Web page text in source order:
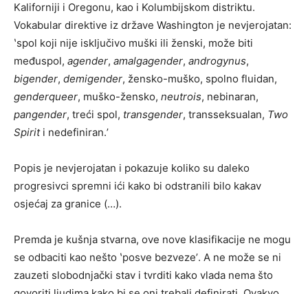
Kaliforniji i Oregonu, kao i Kolumbijskom distriktu.
Vokabular direktive iz države Washington je nevjerojatan:
ʽspol koji nije isključivo muški ili ženski, može biti
međuspol, agender, amalgagender, androgynus,
bigender, demigender, žensko-muško, spolno fluidan,
genderqueer, muško-žensko, neutrois, nebinaran,
pangender, treći spol, transgender, transseksualan, Two
Spiriti nedefiniran.ʼ
Popis je nevjerojatan i pokazuje koliko su daleko
progresivci spremni ići kako bi odstranili bilo kakav
osjećaj za granice (…).
Premda je kušnja stvarna, ove nove klasifikacije ne mogu
se odbaciti kao nešto ʽposve bezvezeʼ. A ne može se ni
zauzeti slobodnjački stav i tvrditi kako vlada nema što